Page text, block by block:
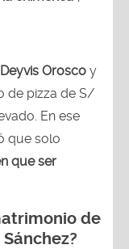
Deyvis Orosco y
de pizza de S/
En ese
que solo
que ser
de